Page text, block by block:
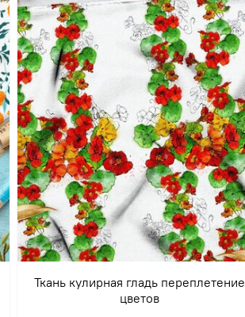
Ткань кулирная гладь переплетение
цветов